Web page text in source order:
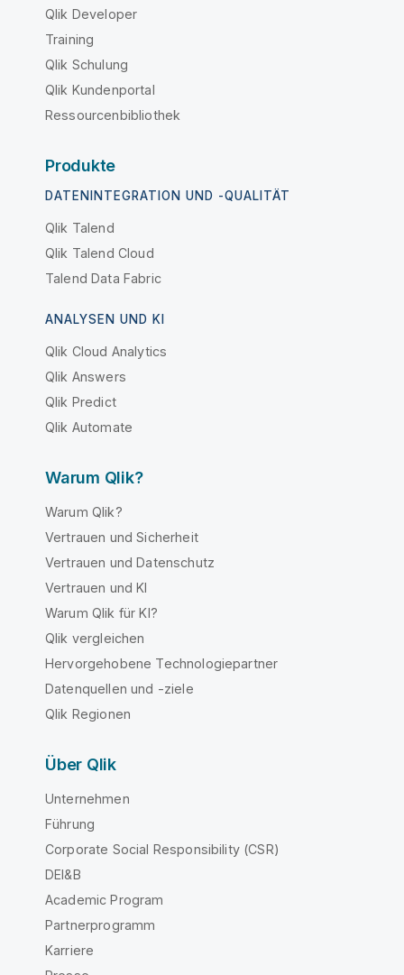
Qlik Developer
Training
Qlik Schulung
Qlik Kundenportal
Ressourcenbibliothek
Produkte
DATENINTEGRATION UND -QUALITÄT
Qlik Talend
Qlik Talend Cloud
Talend Data Fabric
ANALYSEN UND KI
Qlik Cloud Analytics
Qlik Answers
Qlik Predict
Qlik Automate
Warum Qlik?
Warum Qlik?
Vertrauen und Sicherheit
Vertrauen und Datenschutz
Vertrauen und KI
Warum Qlik für KI?
Qlik vergleichen
Hervorgehobene Technologiepartner
Datenquellen und -ziele
Qlik Regionen
Über Qlik
Unternehmen
Führung
Corporate Social Responsibility (CSR)
DEI&B
Academic Program
Partnerprogramm
Karriere